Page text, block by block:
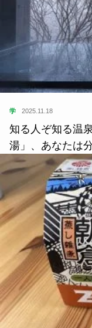
学 2025.11.18
知る人ぞ知る温
湯」、あなたは